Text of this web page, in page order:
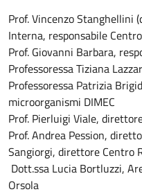
Prof. Vincenzo Stanghellini
Interna, responsabile
Prof. Giovanni Barbara,
Professoressa Tiziana
Professoressa Patrizia
microorganismi DIMEC
Prof. Pierluigi Viale,
Prof. Andrea Pession,
Sangiorgi, direttore Centro
Dott.ssa Lucia Bortluzzi,
Orsola